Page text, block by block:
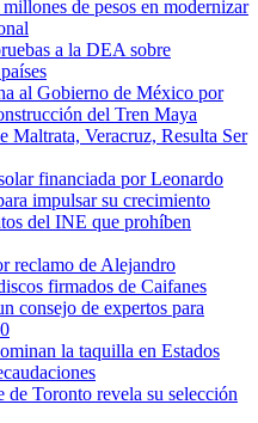
de pesos en modernizar
a la DEA sobre
al Gobierno de México por
del Tren Maya
Maltrata, Veracruz, Resulta Ser
financiada por Leonardo
impulsar su crecimiento
del INE que prohíben
reclamo de Alejandro
firmados de Caifanes
consejo de expertos para
la taquilla en Estados
Toronto revela su selección